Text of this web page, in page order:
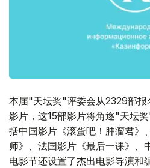
本届"天坛奖"评委会从2329部报
影片，这15部影片将角逐"天坛
括中国影片《滚蛋吧！肿瘤君》
师》、法国影片《最后一课》、
电影节还设置了杰出电影导演和